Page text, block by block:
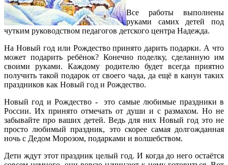
Все работы выполнены
руками самих детей под
чутким руководством педагогов детского центра Надежда.
На Новый год или Рождество принято дарить подарки. А что
может подарить ребёнок? Конечно поделку, сделанную им
своими руками. Каждому родителю будет всегда приятно
получить такой подарок от своего чада, да ещё в канун таких
праздников как Новый год и Рождество.
Новый год и Рождество - это самые любимые праздники в
России. Их принято отмечать от души и с размахом. Но не
забывайте про ваших детей. Ведь для них Новый год это не
просто любимый праздник, это скорее самая долгожданная
ночь с Дедом Морозом, подарками и волшебством.
Дети ждут этот праздник целый год. И когда до него остаётся